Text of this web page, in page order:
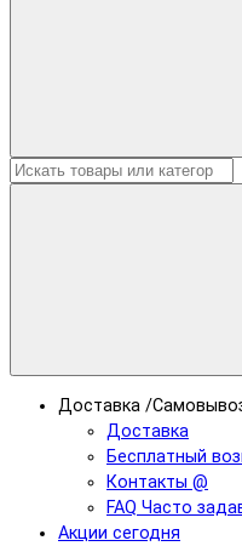
Доставка /
Доставка
Бесплатный
Контакты @
FAQ Часто
Акции сегодня